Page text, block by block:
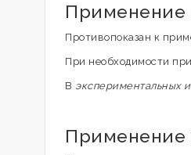
Применение
Противопоказан к
При необходимости
В экспериментальных
Применение